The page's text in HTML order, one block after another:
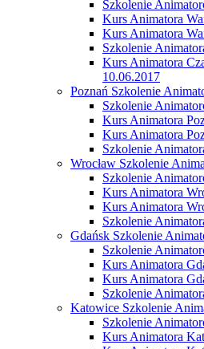
Szkolenie
Kurs Animatora
Kurs Animatora
Szkolenie
Kurs Animatora
10.06.2017
Poznań Szkolenie
Szkolenie
Kurs Animatora
Kurs Animatora
Szkolenie
Wrocław Szkolenie
Szkolenie
Kurs Animatora
Kurs Animatora
Szkolenie
Gdańsk Szkolenie
Szkolenie
Kurs Animatora
Kurs Animatora
Szkolenie
Katowice Szkolenie
Szkolenie
Kurs Animatora